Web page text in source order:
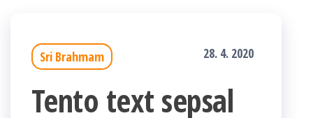
Sri Brahmam 28. 4. 2020
Tento text sepsal